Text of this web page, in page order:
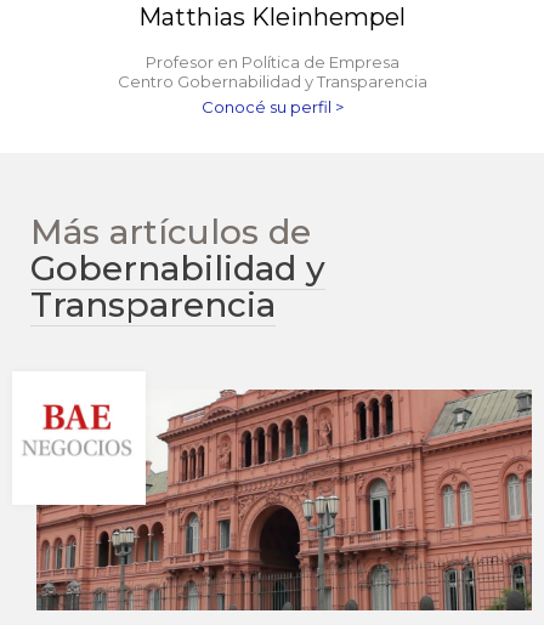
Matthias Kleinhempel
Profesor en Política de Empresa
Centro Gobernabilidad y Transparencia
Conocé su perfil >
Más artículos de
Gobernabilidad y
Transparencia